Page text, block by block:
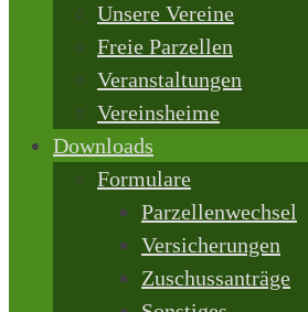
Unsere Vereine
Freie Parzellen
Veranstaltungen
Vereinsheime
Downloads
Formulare
Parzellenwechsel
Versicherungen
Zuschussanträge